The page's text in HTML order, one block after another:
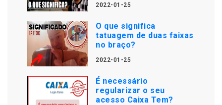
2022-01-25
O que significa
tatuagem de duas faixas
no braço?
2022-01-25
É necessário
regularizar o seu
acesso Caixa Tem?